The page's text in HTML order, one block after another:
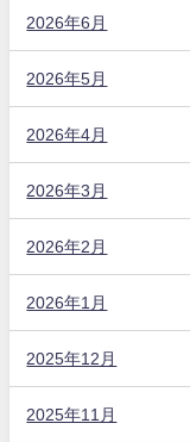
2026年6月
2026年5月
2026年4月
2026年3月
2026年2月
2026年1月
2025年12月
2025年11月